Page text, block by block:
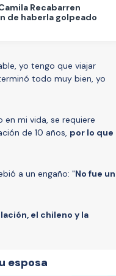
Recabarren
de haberla golpeado
yo tengo que viajar
todo muy bien, yo
en mi vida, se requiere
de 10 años, por lo que
a un engaño: "No fue un
el chileno y la
esposa